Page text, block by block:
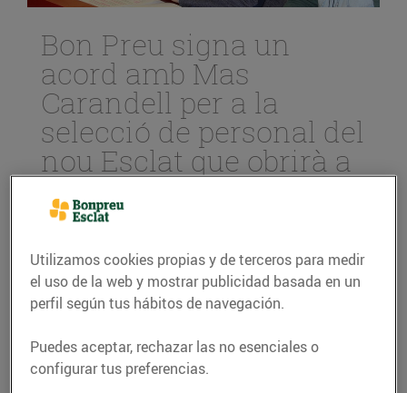
Bon Preu signa un
acord amb Mas
Carandell per a la
selecció de personal del
nou Esclat que obrirà a
Reus
23/marzo/2017
Bon Preu treballarà conjuntament
amb Mas Carandell per a la
contractació de més de 60 persones
El nou hipermercat obrirà les portes
a la zona del Tecnoparc de Reus al
mes de setembre d’aquest any
Utilizamos cookies propias y de terceros para medir
el uso de la web y mostrar publicidad basada en un
perfil según tus hábitos de navegación.
Puedes aceptar, rechazar las no esenciales o
configurar tus preferencias.